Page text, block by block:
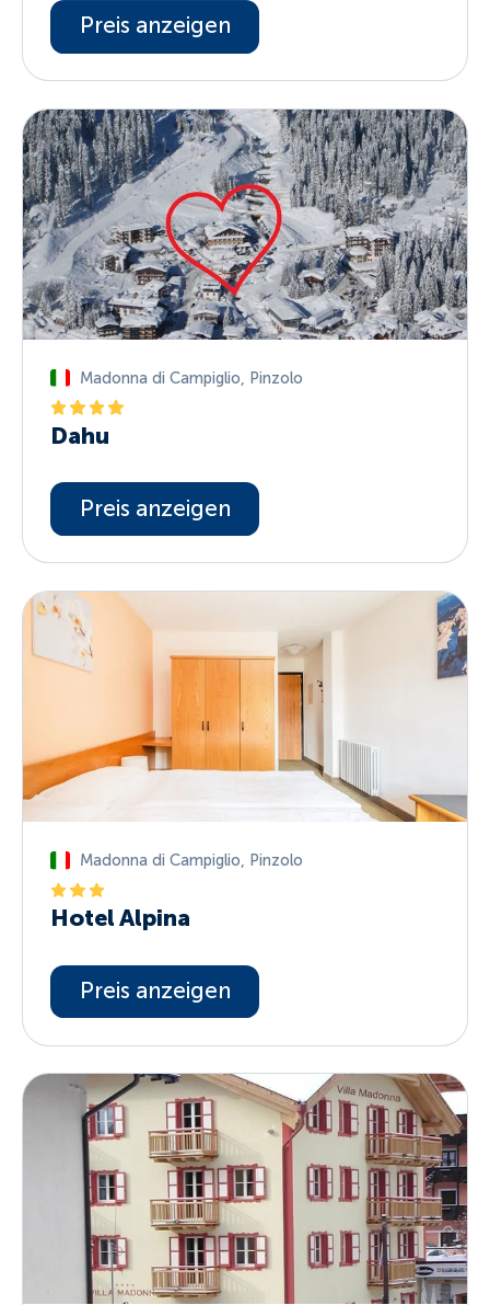
Preis anzeigen
Madonna di Campiglio Pinzolo
Dahu
Preis anzeigen
Madonna di Campiglio, Pinzolo
Hotel Alpina
Preis anzeigen